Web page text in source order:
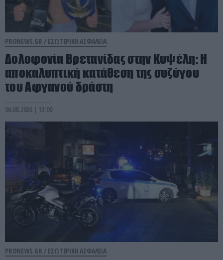
PRONEWS.GR / ΕΣΩΤΕΡΙΚΗ ΑΣΦΑΛΕΙΑ
Δολοφονία Βρετανίδας στην Κυψέλη: Η
αποκαλυπτική κατάθεση της συζύγου
του Αφγανού δράστη
06.08.2026 | 13:00
PRONEWS.GR / ΕΣΩΤΕΡΙΚΗ ΑΣΦΑΛΕΙΑ